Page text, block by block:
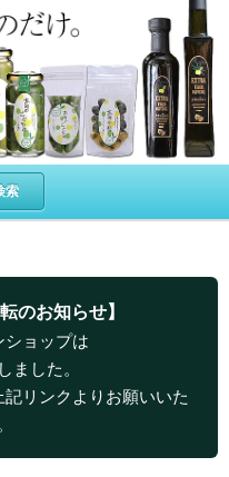
索
のお知らせ】
ショップは
ました。
リンクよりお願いいた